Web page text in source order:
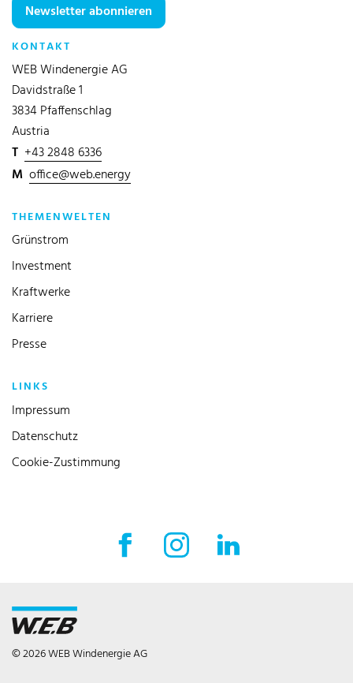
Newsletter abonnieren
KONTAKT
WEB Windenergie AG
Davidstraße 1
3834 Pfaffenschlag
Austria
T +43 2848 6336
M office@web.energy
THEMENWELTEN
Grünstrom
Investment
Kraftwerke
Karriere
Presse
LINKS
Impressum
Datenschutz
Cookie-Zustimmung
Facebook Externer Link
Instagram Externer Link
© 2026 WEB Windenergie AG